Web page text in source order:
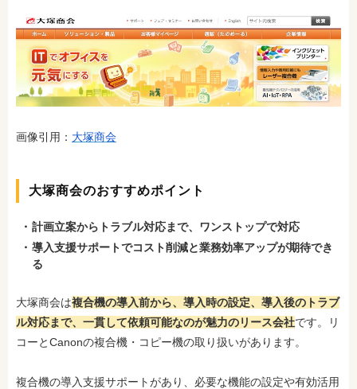
画像引用： 大塚商会
大塚商会のおすすめポイント
計画立案からトラブル対応まで、ワンストップで対応
導入支援サポートでコスト削減と業務効率アップが期待でき
る
大塚商会は複合機の導入前から、導入時の設定、導入後のトラブ
ル対応まで、一貫して依頼可能なのが魅力のリース会社です。リ
コーとCanonの複合機・コピー機の取り扱いがあります。
複合機の導入支援サポートがあり、必要な機能の設定や有効活用